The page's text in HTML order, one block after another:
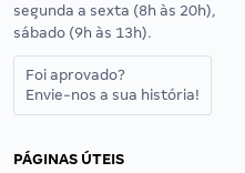
segunda a sexta (8h às 20h),
sábado (9h às 13h).
Foi aprovado?
Envie-nos a sua história!
PÁGINAS ÚTEIS